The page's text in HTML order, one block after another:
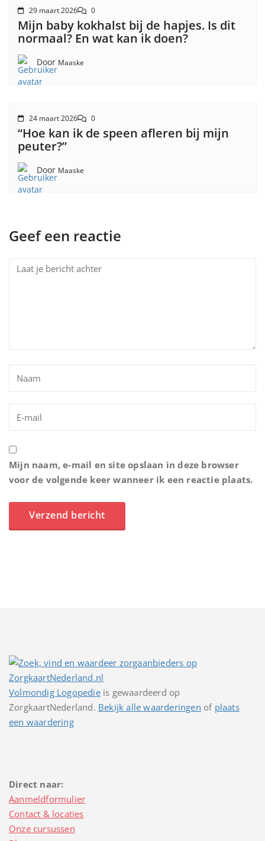
29 maart 2026 0
Mijn baby kokhalst bij de hapjes. Is dit
normaal? En wat kan ik doen?
Door Maaske
24 maart 2026 0
“Hoe kan ik de speen afleren bij mijn
peuter?”
Door Maaske
Geef een reactie
Mijn naam, e-mail en site opslaan in deze browser
voor de volgende keer wanneer ik een reactie plaats.
Volmondig Logopedieis gewaardeerd op
ZorgkaartNederland. Bekijk alle waarderingen of plaats
een waardering
Direct naar:
Aanmeldformulier
Contact & locaties
Onze cursussen